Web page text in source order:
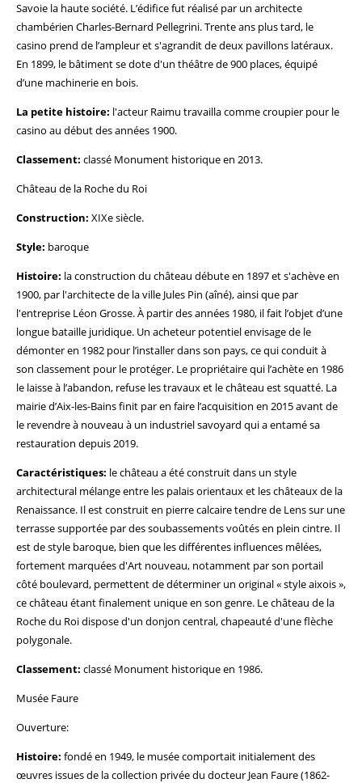
Savoie la haute société. L’édifice fut réalisé par un architecte
chambérien Charles-Bernard Pellegrini. Trente ans plus tard, le
casino prend de l’ampleur et s'agrandit de deux pavillons latéraux.
En 1899, le bâtiment se dote d'un théâtre de 900 places, équipé
d’une machinerie en bois.
La petite histoire: l'acteur Raimu travailla comme croupier pour le
casino au début des années 1900.
Classement: classé Monument historique en 2013.
Château de la Roche du Roi
Construction: XIXe siècle.
Style: baroque
Histoire: la construction du château débute en 1897 et s'achève en
1900, par l'architecte de la ville Jules Pin (aîné), ainsi que par
l'entreprise Léon Grosse. À partir des années 1980, il fait l’objet d’une
longue bataille juridique. Un acheteur potentiel envisage de le
démonter en 1982 pour l’installer dans son pays, ce qui conduit à
son classement pour le protéger. Le propriétaire qui l’achète en 1986
le laisse à l’abandon, refuse les travaux et le château est squatté. La
mairie d’Aix-les-Bains finit par en faire l’acquisition en 2015 avant de
le revendre à nouveau à un industriel savoyard qui a entamé sa
restauration depuis 2019.
Caractéristiques: le château a été construit dans un style
architectural mélange entre les palais orientaux et les châteaux de la
Renaissance. Il est construit en pierre calcaire tendre de Lens sur une
terrasse supportée par des soubassements voûtés en plein cintre. Il
est de style baroque, bien que les différentes influences mêlées,
fortement marquées d'Art nouveau, notamment par son portail
côté boulevard, permettent de déterminer un original « style aixois »,
ce château étant finalement unique en son genre. Le château de la
Roche du Roi dispose d'un donjon central, chapeauté d'une flèche
polygonale.
Classement: classé Monument historique en 1986.
Musée Faure
Ouverture:
Histoire: fondé en 1949, le musée comportait initialement des
œuvres issues de la collection privée du docteur Jean Faure (1862-